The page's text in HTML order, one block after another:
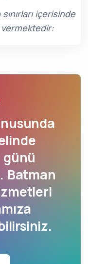
içerisinde
günü
Batman